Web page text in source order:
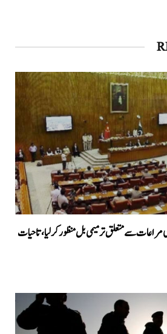
مراعات سے متعلق ترمیمی بل منظور کر لیا، تاحیات